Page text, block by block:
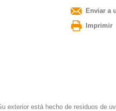
Enviar a
Imprimir
exterior está hecho de residuos de